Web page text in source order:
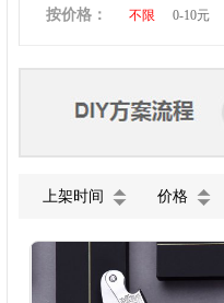
小黄人 图拉斯
五芳斋 小罐茶
按价格： 不限 0-10元
上架时间 价格